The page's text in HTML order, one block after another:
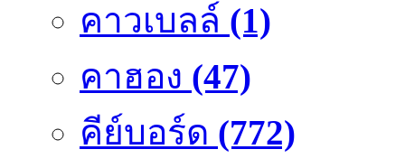
คาวเบลล์ (1)
คาฮอง (47)
คีย์บอร์ด (772)